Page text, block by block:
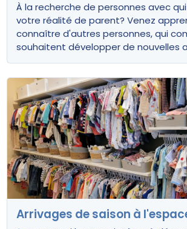
À la recherche de personnes avec
votre réalité de parent? Venez
connaître d'autres personnes, qui
souhaitent développer de nouvelles
Arrivages de saison à